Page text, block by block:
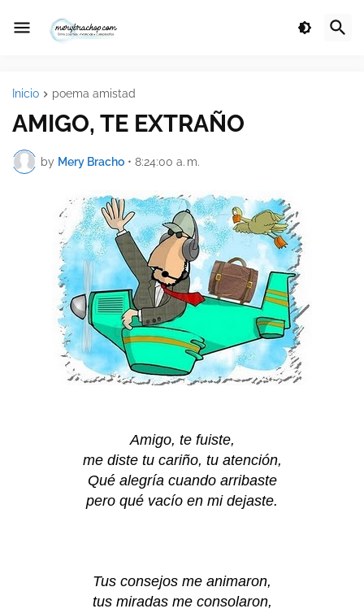
Inicio poema amistad
AMIGO, TE EXTRAÑO
by Mery Bracho • 8:24:00 a. m.
Amigo, te fuiste,
me diste tu cariño, tu atención,
Qué alegría cuando arribaste
pero qué vacío en mi dejaste.
Tus consejos me animaron,
tus miradas me consolaron,